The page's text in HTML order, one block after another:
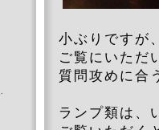
小ぶりですが
ご覧にいただ
質問攻めに合
ランプ類は、